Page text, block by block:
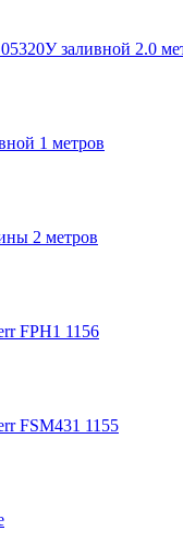
заливной 2.0
1 метров
2 метров
FPH1 1156
FSM431 1155